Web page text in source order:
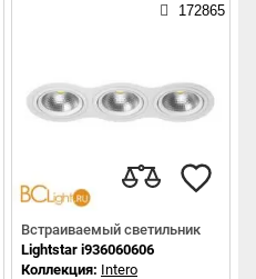
172865
Встраиваемый светильник
Lightstar i936060606
Коллекция: Intero